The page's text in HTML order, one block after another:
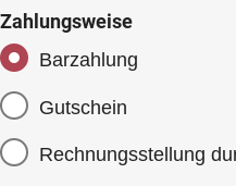
Zahlungsweise
Barzahlung
Gutschein
Rechnungsstellung